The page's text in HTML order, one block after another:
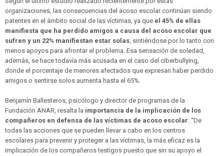
organizaciones, las consecuencias del acoso escolar continúan siendo
patentes en el ámbito social de las víctimas, ya que el 45% de ellas
manifiesta que ha perdido amigos a causa del acoso escolar que
sufren y un 22% manifiestan estar solas, sintiéndose por lo tanto con
menos apoyos para afrontar el problema. Esa sensación de soledad,
además, se hace todavía más acusada en el caso del ciberbullying,
donde el porcentaje de menores afectados que expresan haber perdido
amigos o sentirse solos aumenta hasta el 65%.
Benjamín Ballesteros, psicólogo y director de programas de la
Fundación ANAR, resalta la importancia de la implicación de los
compañeros en defensa de las víctimas de acoso escolar: “De
todas las acciones que se pueden llevar a cabo en los centros
escolares para prevenir y proteger a las víctimas, la más eficaz es la
implicación de los compañeros testigos puesto que sin su apoyo el